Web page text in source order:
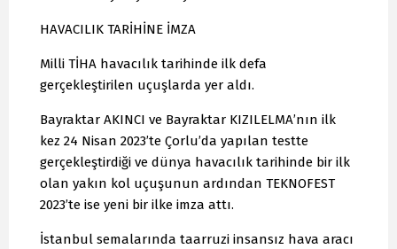
HAVACILIK TARİHİNE İMZA
Milli TİHA havacılık tarihinde ilk defa
gerçekleştirilen uçuşlarda yer aldı.
Bayraktar AKINCI ve Bayraktar KIZILELMA’nın ilk
kez 24 Nisan 2023’te Çorlu’da yapılan testte
gerçekleştirdiği ve dünya havacılık tarihinde bir ilk
olan yakın kol uçuşunun ardından TEKNOFEST
2023’te ise yeni bir ilke imza attı.
İstanbul semalarında taarruzi insansız hava aracı